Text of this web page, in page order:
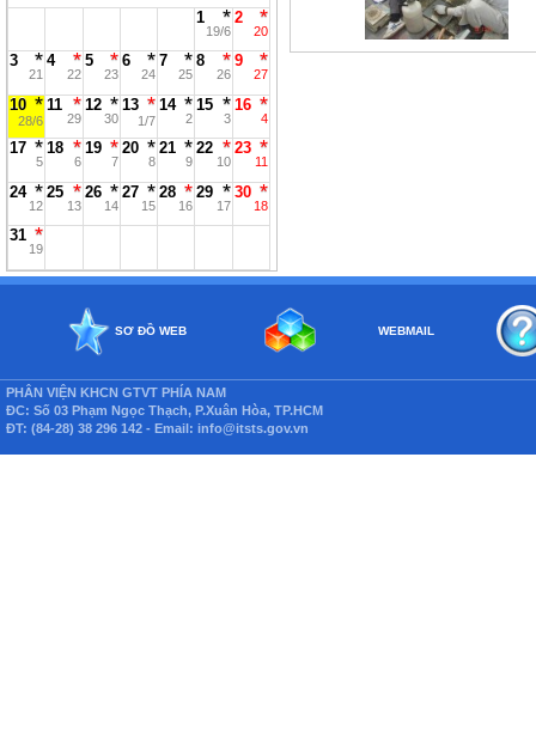
1
19/6
2
20
3
21
4
22
5
23
6
24
7
25
8
26
9
27
10
28/6
11
29
12
30
13
1/7
14
2
15
3
16
4
17
5
18
6
19
7
20
8
21
9
22
10
23
11
24
12
25
13
26
14
27
15
28
16
29
17
30
18
31
19
SƠ ĐỒ WEB WEBMAIL
PHÂN VIỆN KHCN GTVT PHÍA NAM
ĐC: Số 03 Phạm Ngọc Thạch, P.Xuân Hòa, TP.HCM
ĐT: (84-28) 38 296 142 - Email: info@itsts.gov.vn